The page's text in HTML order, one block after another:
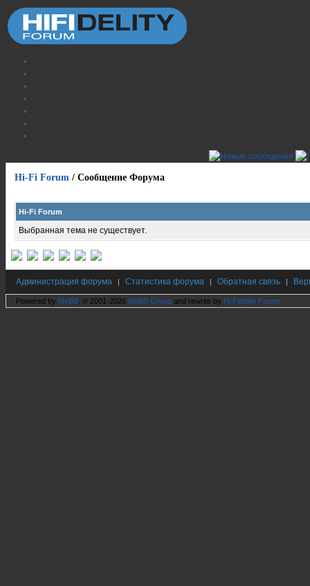
Hi-Fi Forum / Сообщение Форума
Hi-Fi Forum
Выбранная тема не существует.
Администрация форума | Статистика форума | Обратная связь |
Powered by MyBB , © 2001-2026 MyBB Group and rewrite by Hi Fidelity Forum